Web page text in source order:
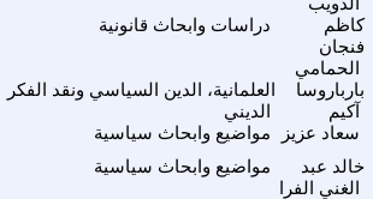
دراسات وابحاث قانونية
كاظم
فنجان
الحمامي
العلمانية، الدين السياسي ونقد الفكر
الديني
بارباروسا
آكيم
مواضيع وابحاث سياسية سعاد عزيز
مواضيع وابحاث سياسية
خالد عبد
الغني الفرا